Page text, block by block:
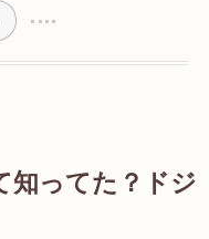
知ってた？ドジ